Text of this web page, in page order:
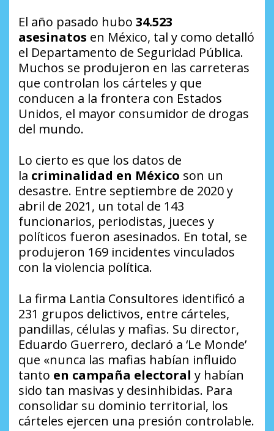
El año pasado hubo 34.523
asesinatos en México, tal y como detalló
el Departamento de Seguridad Pública.
Muchos se produjeron en las carreteras
que controlan los cárteles y que
conducen a la frontera con Estados
Unidos, el mayor consumidor de drogas
del mundo.
Lo cierto es que los datos de
la criminalidad en México son un
desastre. Entre septiembre de 2020 y
abril de 2021, un total de 143
funcionarios, periodistas, jueces y
políticos fueron asesinados. En total, se
produjeron 169 incidentes vinculados
con la violencia política.
La firma Lantia Consultores identificó a
231 grupos delictivos, entre cárteles,
pandillas, células y mafias. Su director,
Eduardo Guerrero, declaró a ‘Le Monde’
que «nunca las mafias habían influido
tanto en campaña electoral y habían
sido tan masivas y desinhibidas. Para
consolidar su dominio territorial, los
cárteles ejercen una presión controlable.